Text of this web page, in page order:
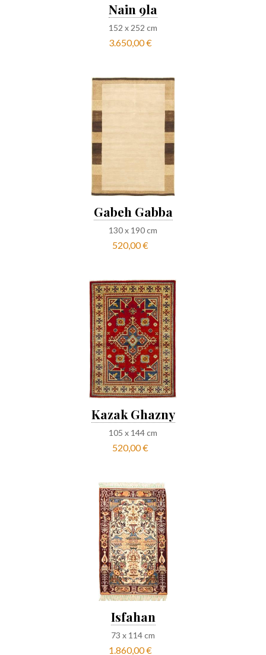
Nain 9la
152 x 252 cm
3.650,00 €
Gabeh Gabba
130x 190cm
520,00 €
Kazak Ghazny
105 x 144cm
520,00 €
Isfahan
73 x 114cm
1.860,00 €